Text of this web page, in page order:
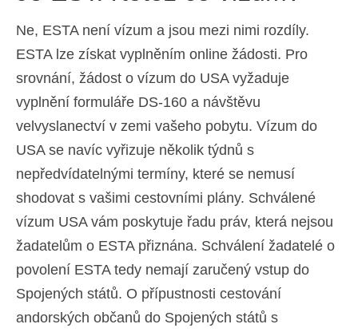
Ne, ESTA není vízum a jsou mezi nimi rozdíly.
ESTA lze získat vyplněním online žádosti. Pro
srovnání, žádost o vízum do USA vyžaduje
vyplnění formuláře DS-160 a návštěvu
velvyslanectví v zemi vašeho pobytu. Vízum do
USA se navíc vyřizuje několik týdnů s
nepředvídatelnými termíny, které se nemusí
shodovat s vašimi cestovními plány. Schválené
vízum USA vám poskytuje řadu práv, která nejsou
žadatelům o ESTA přiznána. Schválení žadatelé o
povolení ESTA tedy nemají zaručený vstup do
Spojených států. O přípustnosti cestování
andorských občanů do Spojených států s